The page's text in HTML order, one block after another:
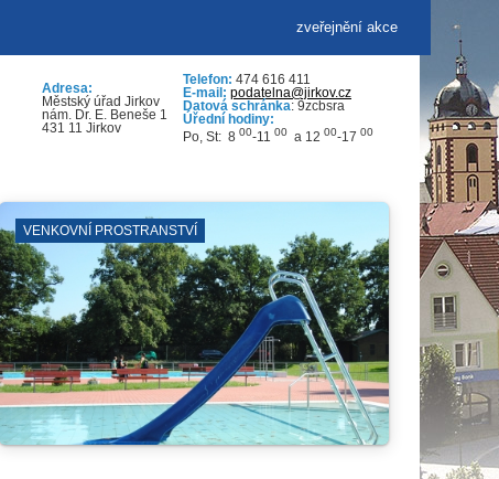
zveřejnění akce
Adresa:
Městský úřad Jirkov
nám. Dr. E. Beneše 1
431 11 Jirkov
Telefon: 474 616 411
E-mail: podatelna@jirkov.cz
Datová schránka: 9zcbsra
Úřední hodiny:
Po, St: 8 00-11 00 a 12 00-17 00
KINO